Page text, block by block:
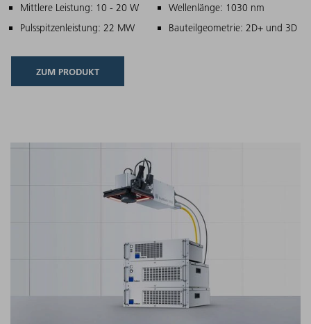
Hauptmerkmale
Mittlere Leistung: 10 - 20 W
Wellenlänge: 1030 nm
Pulsspitzenleistung: 22 MW
Bauteilgeometrie: 2D+ und 3D
ZUM PRODUKT